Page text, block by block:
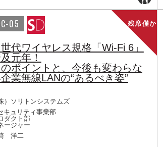
残席僅か
05
代ワイヤレス規格「Wi-Fi 6」
元年！
ポイントと、今後も変わらな
業無線LANの“あるべき姿”
）ソリトンシステムズ
キュリティ事業部
ダクト部
ージャー
洋二